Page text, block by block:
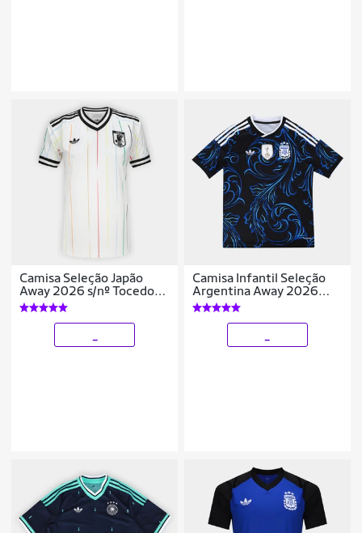
Camisa Seleção Japão
Away 2026 s/nº Tocedor
Adidas Originals Feminina
Camisa Infantil Seleção
Argentina Away 2026
s/nº Torcedor Adidas
Originals